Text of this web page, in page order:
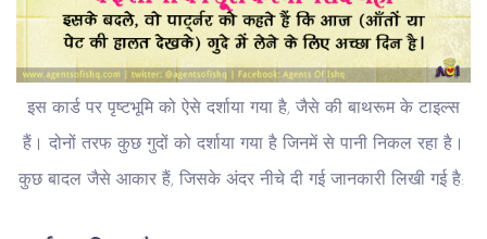
इस कार्ड पर पृष्टभूमि को ऐसे दर्शाया गया है, जैसे की बाथरूम के टाइल्स
हैं। दोनों तरफ कुछ गुदों को दर्शाया गया है जिनमें से पानी निकल रहा है।
कुछ बादल जैसे आकार हैं, जिसके अंदर नीचे दी गई जानकारी लिखी गई है: